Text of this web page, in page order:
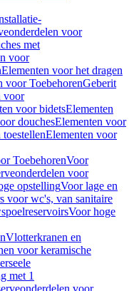
voor
met
voor
Elementen voor het dragen
voor ToebehorenGeberit
voor
voor bidetsElementen
douchesElementen voor
Elementen voor
ToebehorenVoor
voor
opstellingVoor lage en
voor wc's, van sanitaire
Voor hoge
Vlotterkranen en
voor keramische
met 1
voor